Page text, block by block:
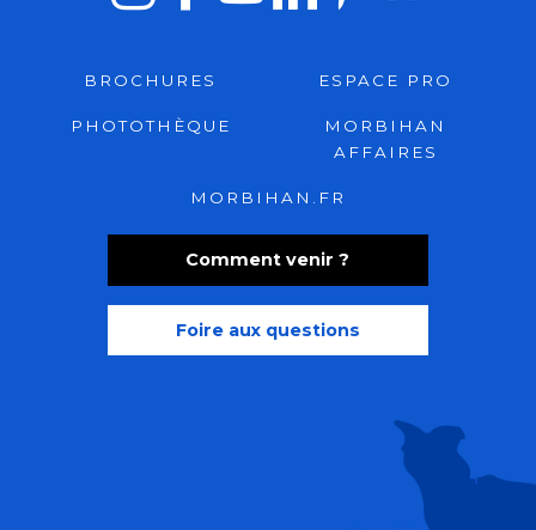
Comment venir ?
Foire aux questions
BROCHURES ESPACE PRO
PHOTOTHÈQUE
MORBIHAN
AFFAIRES
MORBIHAN.FR